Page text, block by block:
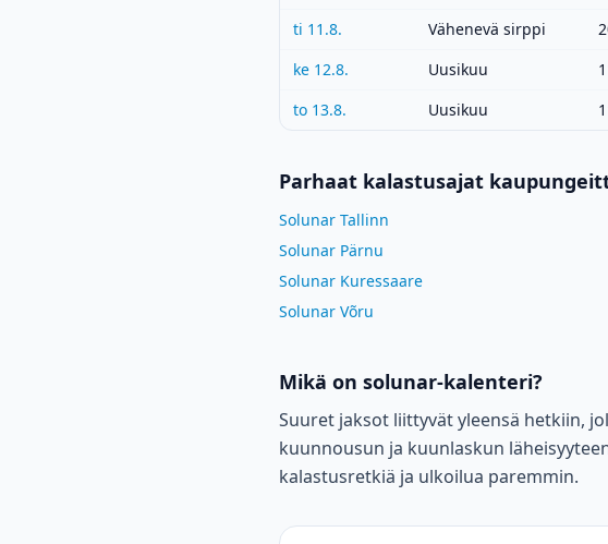
ti 11.8.
Vähenevä sirppi
ke 12.8.
Uusikuu
to 13.8.
Uusikuu
Parhaat kalastusajat
Solunar Tallinn
Solunar Pärnu
Solunar Kuressaare
Solunar Võru
Mikä on solunar-kalenteri?
Suuret jaksot liittyvät yleensä hetkiin,
kuunnousun ja kuunlaskun
kalastusretkiä ja ulkoilua paremmin.